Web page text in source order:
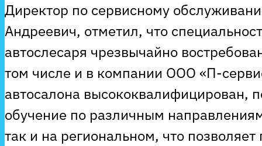
Директор по сервисному
Андреевич, отметил, что
автослесаря чрезвычайно
том числе и в компании ООО «П-
автосалона высококвалифицирован,
обучение по различным
так и на региональном, что